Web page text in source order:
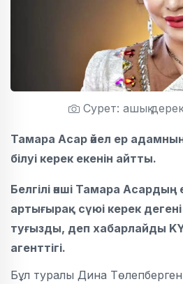
Сурет: ашық
Тамара Асар әйел ер адамның
білуі керек екенін айтты.
Белгілі әнші Тамара
артығырақ сүюі керек
туғызды, деп хабарлайды
агенттігі.
Бұл туралы Дина